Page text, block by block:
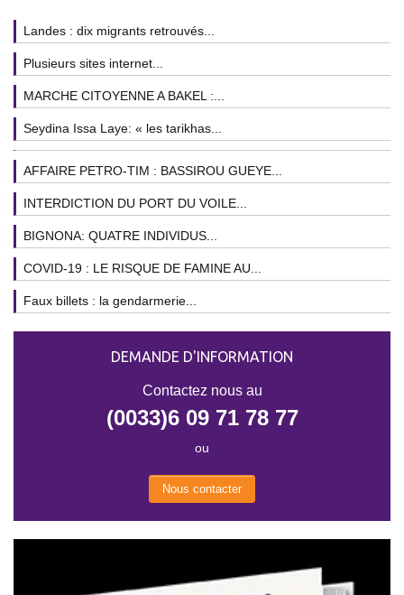
Landes : dix migrants retrouvés...
Plusieurs sites internet...
MARCHE CITOYENNE A BAKEL :...
Seydina Issa Laye: « les tarikhas...
AFFAIRE PETRO-TIM : BASSIROU GUEYE...
INTERDICTION DU PORT DU VOILE...
BIGNONA: QUATRE INDIVIDUS...
COVID-19 : LE RISQUE DE FAMINE AU...
Faux billets : la gendarmerie...
DEMANDE D'INFORMATION
Contactez nous au
(0033)6 09 71 78 77
ou
Nous contacter